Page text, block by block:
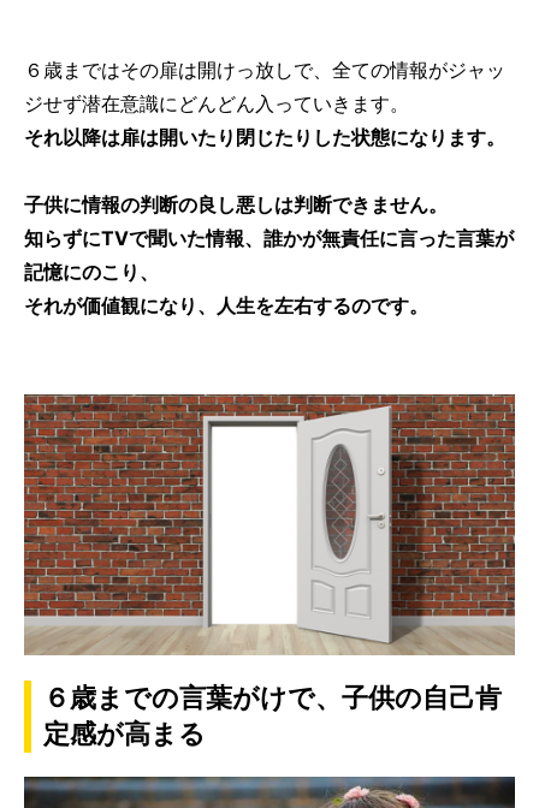
６歳まではその扉は開けっ放しで、全ての情報がジャッ
ジせず潜在意識にどんどん入っていきます。
それ以降は扉は開いたり閉じたりした状態になります。
子供に情報の判断の良し悪しは判断できません。
知らずにTVで聞いた情報、誰かが無責任に言った言葉が
記憶にのこり、
それが価値観になり、人生を左右するのです。
６歳までの言葉がけで、子供の自己肯
定感が高まる